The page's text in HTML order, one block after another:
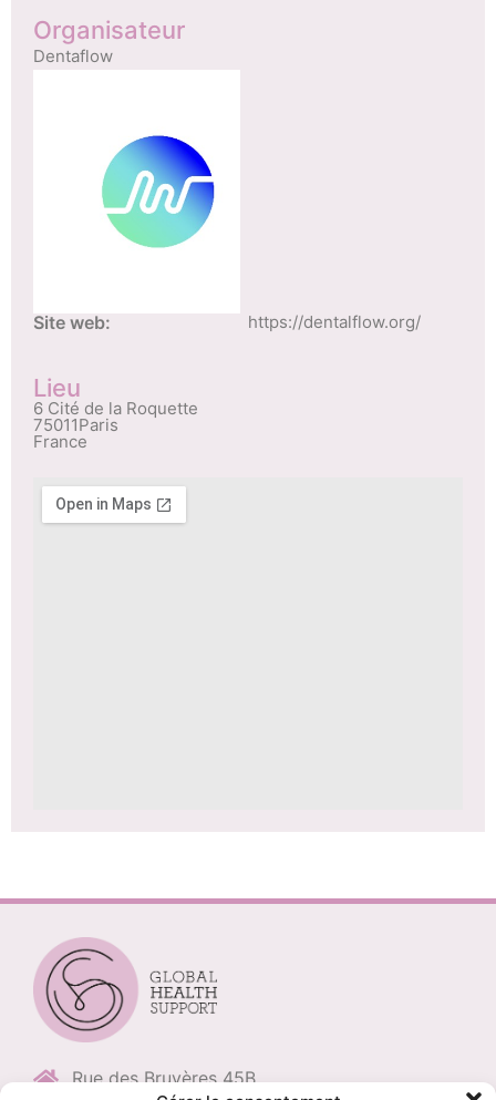
Organisateur
Dentaflow
Site web: https://dentalflow.org/
Lieu
6 Cité de la Roquette
75011Paris
France
Rue des Bruyères 45B